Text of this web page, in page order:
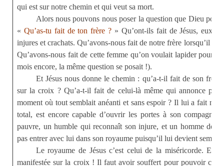
qui est sur notre chemin et qui veut sa mort.
Alors nous pouvons nous poser la question que Dieu
« Qu’as-tu fait de ton frère ? » Qu’ont-ils fait de Jésus, eux
injures et crachats. Qu’avons-nous fait de notre frère lorsqu’il
Qu’avons-nous fait de cette femme qu’on voulait lapider pour
mois encore, la même question se posait !).
Et Jésus nous donne le chemin : qu’a-t-il fait de son
sur la croix ? Qu’a-t-il fait de celui-là même qui annonce par
moment où tout semblait anéanti et sans espoir ? Il lui a fait
total, est encore capable d’ouvrir les portes à son
pauvre, un humble qui reconnaît son injure, et un homme de
pas entrer avec lui dans son royaume puisqu’il lui devient
Le royaume de Jésus c’est celui de la miséricorde. Et
manifestée sur la croix ! Il faut avoir souffert pour pouvoir